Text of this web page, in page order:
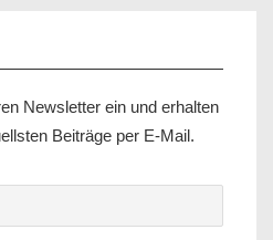
Newsletter ein und erhalten
Beiträge per E-Mail.